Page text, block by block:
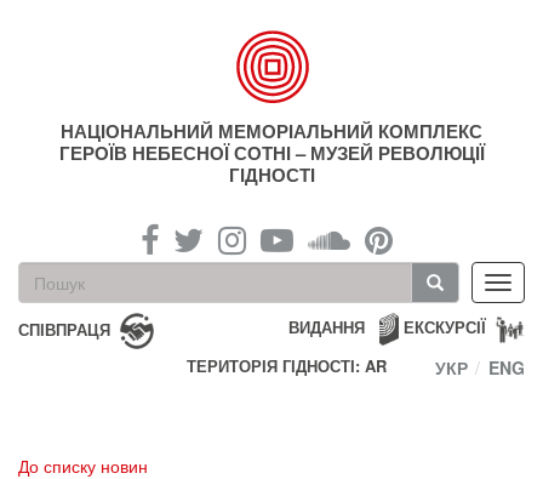
НАЦІОНАЛЬНИЙ МЕМОРІАЛЬНИЙ КОМПЛЕКС
ГЕРОЇВ НЕБЕСНОЇ СОТНІ – МУЗЕЙ РЕВОЛЮЦІЇ
ГІДНОСТІ
Пошукова
форма
Пошук
СПІВПРАЦЯ ЕКСКУРСІЇ
ВИДАННЯ
ТЕРИТОРІЯ ГІДНОСТІ: AR
УКР ENG
До списку новин